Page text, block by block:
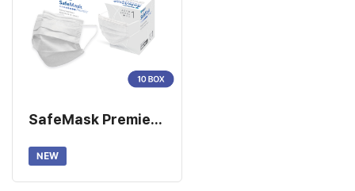
SafeMask Premier Earloop Mask (175mm) -WHITE
NEW